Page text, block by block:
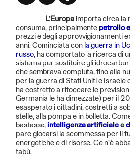
L’Europa importa circa la
consuma, principalmente petrolio
prezzi e degli approvvigionamenti
anni. Cominciata con la guerra in
russo, ha comportato la ricerca di
sistema per sostituire gli
che sembrava compiuta, fino alla
per la guerra di Stati Uniti e Israele
ha costretto a ritoccare le
Germania le ha dimezzate) per il
esasperato i cittadini, costretti a
stelle, alla pompa e in bolletta.
bastasse, intelligenza artificialee
pare giocarsi la scommessa per il
energetiche e di risorse. Ce n’è
tabù.